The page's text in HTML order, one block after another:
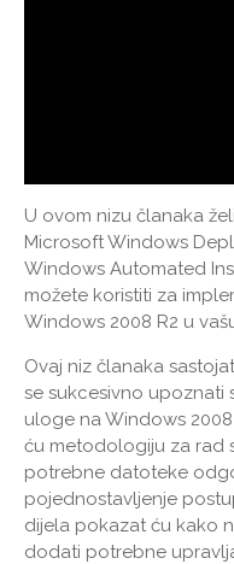
U ovom nizu članaka
Microsoft Windows
Windows Automated
možete koristiti za
Windows 2008 R2 u
Ovaj niz članaka
se sukcesivno upoznati
uloge na Windows
ću metodologiju za rad
potrebne datoteke
pojednostavljenje
dijela pokazat ću kako
dodati potrebne